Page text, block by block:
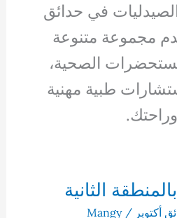
في حدائق
مجموعة متنوعة
الصحية،
طبية مهنية
الثانية
أكتوبر /
Mangy